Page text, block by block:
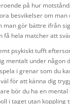
på hur
besvikelser om
man gör bättre ifrån
få hela matcher att
psykiskt tufft
mentalt under någon
i grenar som du
för att känna dig
bör du ha en
i taget utan koppling